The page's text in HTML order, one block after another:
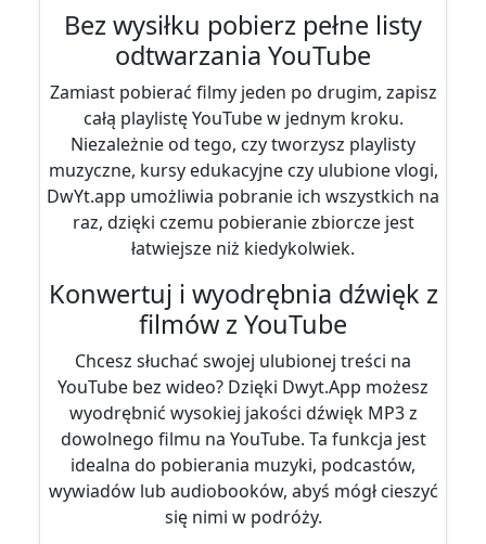
Bez wysiłku pobierz pełne listy
odtwarzania YouTube
Zamiast pobierać filmy jeden po drugim, zapisz
całą playlistę YouTube w jednym kroku.
Niezależnie od tego, czy tworzysz playlisty
muzyczne, kursy edukacyjne czy ulubione vlogi,
DwYt.app umożliwia pobranie ich wszystkich na
raz, dzięki czemu pobieranie zbiorcze jest
łatwiejsze niż kiedykolwiek.
Konwertuj i wyodrębnia dźwięk z
filmów z YouTube
Chcesz słuchać swojej ulubionej treści na
YouTube bez wideo? Dzięki Dwyt.App możesz
wyodrębnić wysokiej jakości dźwięk MP3 z
dowolnego filmu na YouTube. Ta funkcja jest
idealna do pobierania muzyki, podcastów,
wywiadów lub audiobooków, abyś mógł cieszyć
się nimi w podróży.